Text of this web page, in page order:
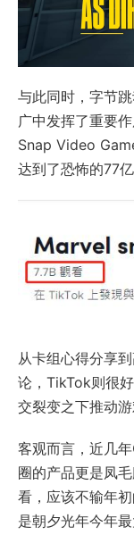
与此同时，字节
广中发挥了重要
Snap Video
达到了恐怖的77
从卡组心得分享
论，TikTok则很
交裂变之下推动游
客观而言，近几
圈的产品更是凤
看，应该不输年
是朝夕光年今年最